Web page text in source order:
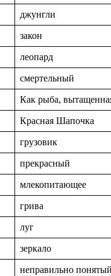
джунгли
закон
леопард
смертельный
Как рыба,
Красная Шапочка
грузовик
прекрасный
млекопитающее
грива
луг
зеркало
неправильно понятый